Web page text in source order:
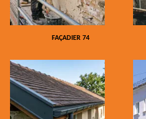
FAÇADIER 74